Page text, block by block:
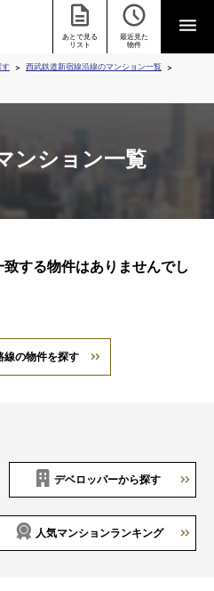
あとで見る
リスト
最近見た
物件
す
西武鉄道新宿線沿線のマンション一覧
ンション一覧
する物件はありませんでし
線の物件を探す
デベロッパーから探す
人気マンションランキング